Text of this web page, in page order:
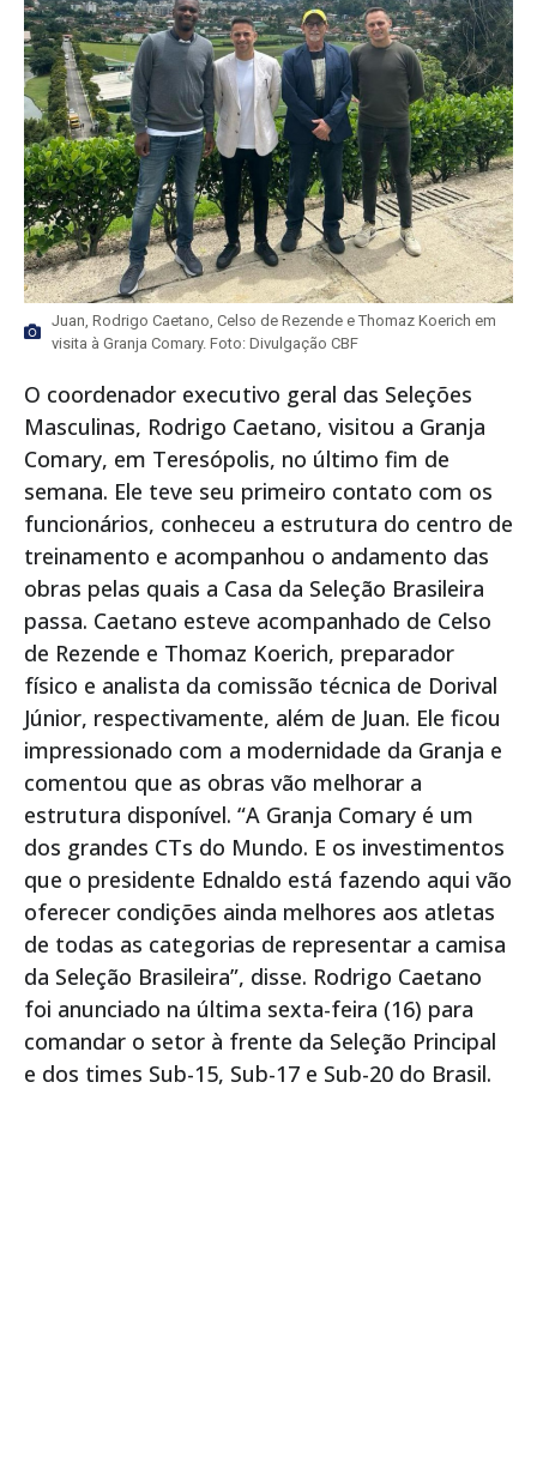
Juan, Rodrigo Caetano, Celso de Rezende e Thomaz Koerich em
visita à Granja Comary. Foto: Divulgação CBF
O coordenador executivo geral das Seleções
Masculinas, Rodrigo Caetano, visitou a Granja
Comary, em Teresópolis, no último fim de
semana. Ele teve seu primeiro contato com os
funcionários, conheceu a estrutura do centro de
treinamento e acompanhou o andamento das
obras pelas quais a Casa da Seleção Brasileira
passa. Caetano esteve acompanhado de Celso
de Rezende e Thomaz Koerich, preparador
físico e analista da comissão técnica de Dorival
Júnior, respectivamente, além de Juan. Ele ficou
impressionado com a modernidade da Granja e
comentou que as obras vão melhorar a
estrutura disponível. “A Granja Comary é um
dos grandes CTs do Mundo. E os investimentos
que o presidente Ednaldo está fazendo aqui vão
oferecer condições ainda melhores aos atletas
de todas as categorias de representar a camisa
da Seleção Brasileira”, disse. Rodrigo Caetano
foi anunciado na última sexta-feira (16) para
comandar o setor à frente da Seleção Principal
e dos times Sub-15, Sub-17 e Sub-20 do Brasil.